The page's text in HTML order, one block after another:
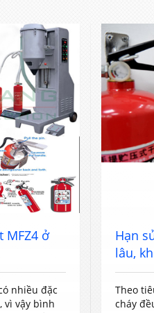
MFZ4 ở
nhiều đặc
vì vậy bình
Hạn
lâu,
Theo
cháy